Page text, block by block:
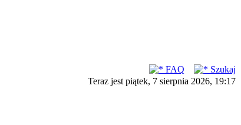
FAQ
Szukaj
Teraz jest piątek, 7 sierpnia 2026, 19:17